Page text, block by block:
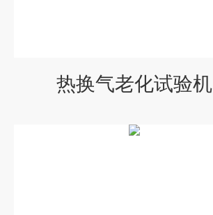
热换气老化试验机